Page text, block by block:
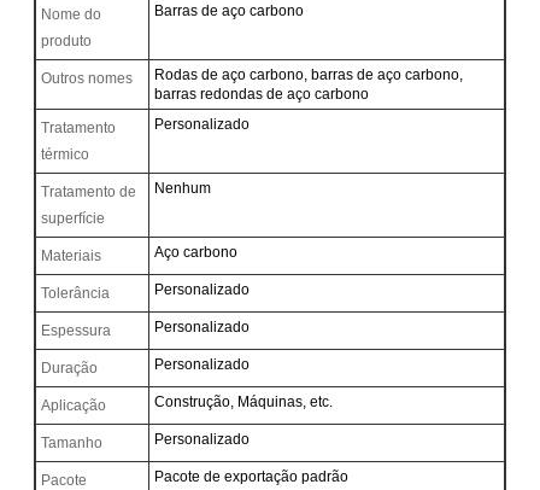
Nome do
produto
Barras de aço carbono
Outros nomes
Rodas de aço carbono, barras de aço carbono,
barras redondas de aço carbono
Tratamento
térmico
Personalizado
Tratamento de
superfície
Nenhum
Materiais Aço carbono
Tolerância Personalizado
Espessura Personalizado
Duração Personalizado
Aplicação Construção, Máquinas, etc.
Tamanho Personalizado
Pacote Pacote de exportação padrão